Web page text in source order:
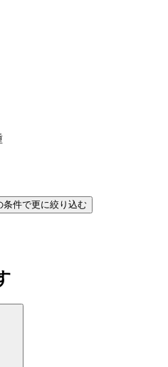
条件で更に絞り込む